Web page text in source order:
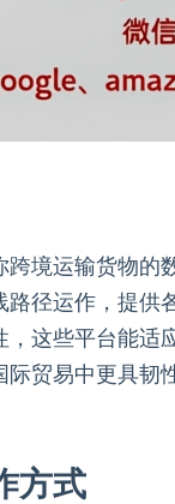
境运输货物的
路径运作，提
这些平台能适
贸易中更具韧
方式